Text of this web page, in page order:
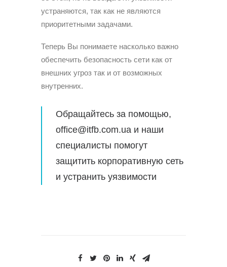
устраняются, так как не являются
приоритетными задачами.
Теперь Вы понимаете насколько важно
обеспечить безопасность сети как от
внешних угроз так и от возможных
внутренних.
Обращайтесь за помощью,
office@itfb.com.ua и наши
специалисты помогут
защитить корпоративную сеть
и устранить уязвимости